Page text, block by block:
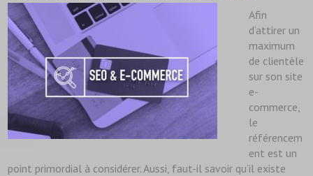
Afin
d’attirer un
maximum
de clientèle
sur son site
e-
commerce,
le
référencem
ent est un
point primordial à considérer. Aussi, faut-il savoir qu’il existe